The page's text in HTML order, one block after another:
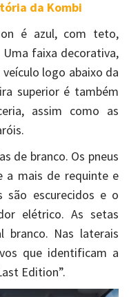
da Kombi
é azul, com teto,
Uma faixa decorativa,
logo abaixo da
superior é também
assim como as
de branco. Os pneus
a mais de requinte e
são escurecidos e o
elétrico. As setas
branco. Nas laterais
que identificam a
Edition”.